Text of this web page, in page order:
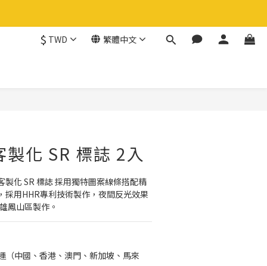
$ TWD 繁體中文
化 SR 標誌 2入
製化 SR 標誌 採用獨特圖案線條搭配精
採用HHR專利技術製作，夜間反光效果
鳳山區製作。
（中國、香港、澳門、新加坡、馬來